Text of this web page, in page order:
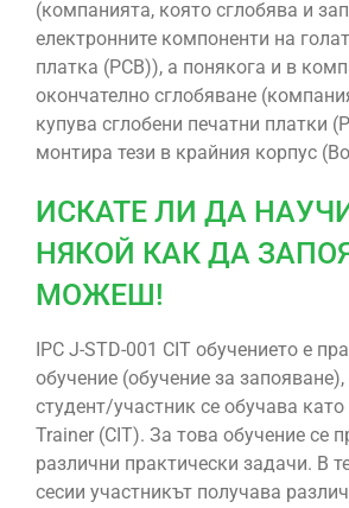
(компанията, която сглобява и
електронните компоненти на
платка (PCB)), а понякога и в
окончателно сглобяване
купува сглобени печатни платки
монтира тези в крайния корпус
ИСКАТЕ ЛИ ДА
НЯКОЙ КАК ДА
МОЖЕШ!
IPC J-STD-001 CIT обучението е
обучение (обучение за
студент/участник се обучава като
Trainer (CIT). За това обучение се
различни практически задачи. В
сесии участникът получава